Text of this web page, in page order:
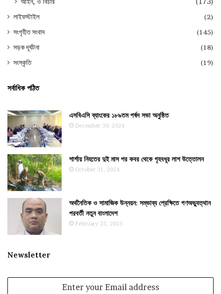
লাইফস্টাইল
(2)
সংগৃহীত সংবাদ
(145)
সড়ক দূর্ঘটনা
(18)
সংস্কৃতি
(19)
সর্বাধিক পঠিত
এসবিএসি ব্যাংকের ১৮৯তম পর্ষদ সভা অনুষ্ঠিত
December 30, 2024
শার্শায় নিহতের দুই মাস পর কবর থেকে গৃহবধূর লাশ উত্তোলন
October 31, 2024
অর্থনৈতিক ও সামাজিক উন্নয়ন: সম্ভাব্য প্রেক্ষিতে গণঅভ্যুত্থান
পরবর্তী নতুন বাংলাদেশ
February 23, 2025
Newsletter